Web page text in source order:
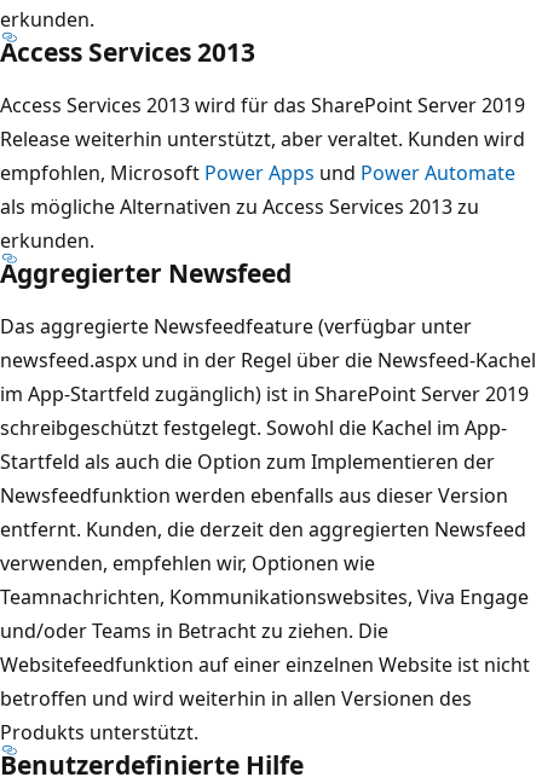
erkunden.
Access Services 2013
Access Services 2013 wird für das SharePoint Server 2019
Release weiterhin unterstützt, aber veraltet. Kunden wird
empfohlen, Microsoft Power Apps und Power Automate
als mögliche Alternativen zu Access Services 2013 zu
erkunden.
Aggregierter Newsfeed
Das aggregierte Newsfeedfeature (verfügbar unter
newsfeed.aspx und in der Regel über die Newsfeed-Kachel
im App-Startfeld zugänglich) ist in SharePoint Server 2019
schreibgeschützt festgelegt. Sowohl die Kachel im App-
Startfeld als auch die Option zum Implementieren der
Newsfeedfunktion werden ebenfalls aus dieser Version
entfernt. Kunden, die derzeit den aggregierten Newsfeed
verwenden, empfehlen wir, Optionen wie
Teamnachrichten, Kommunikationswebsites, Viva Engage
und/oder Teams in Betracht zu ziehen. Die
Websitefeedfunktion auf einer einzelnen Website ist nicht
betroffen und wird weiterhin in allen Versionen des
Produkts unterstützt.
Benutzerdefinierte Hilfe